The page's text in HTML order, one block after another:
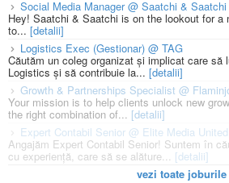
Social Media Manager @ Saatchi & Saatchi
Hey! Saatchi & Saatchi is on the lookout for a
to... [detalii]
Logistics Exec (Gestionar) @ TAG
Căutăm un coleg organizat și implicat care să
Logistics și să contribuie la... [detalii]
Growth & Partnerships Specialist @
Your mission is to help clients unlock new
the right combination of... [detalii]
Expert Contabil Senior @ Elite Media United
Angajăm Expert Contabil Senior! Suntem în
cu experiență, care să se alăture... [detalii]
vezi toate joburile